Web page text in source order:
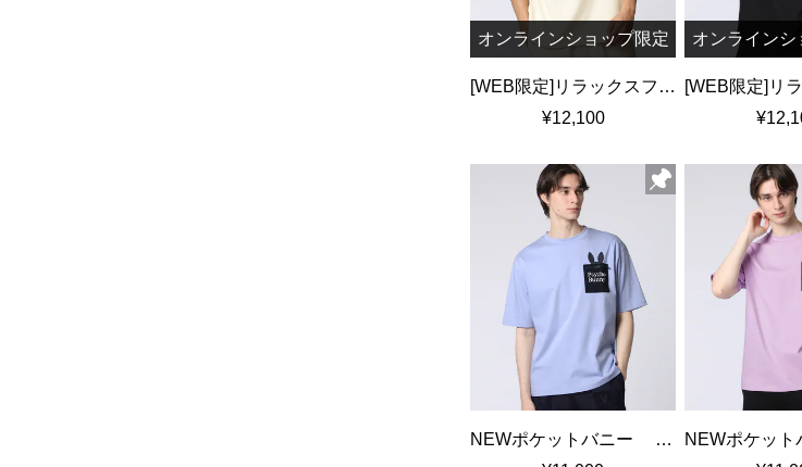
オンラインショップ限定
[WEB限定]リラックスフィット ロゴモックネックTシャツ
¥12,100
オンラインシ
NEWポケットバニー シルケットスムースTシャツ